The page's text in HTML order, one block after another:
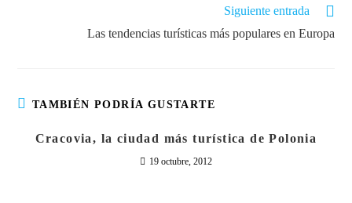
Siguiente entrada
Las tendencias turísticas más populares en Europa
TAMBIÉN PODRÍA GUSTARTE
Cracovia, la ciudad más turística de Polonia
19 octubre, 2012